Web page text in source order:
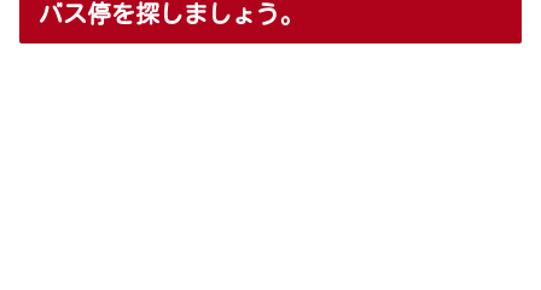
バス停を探しましょう。